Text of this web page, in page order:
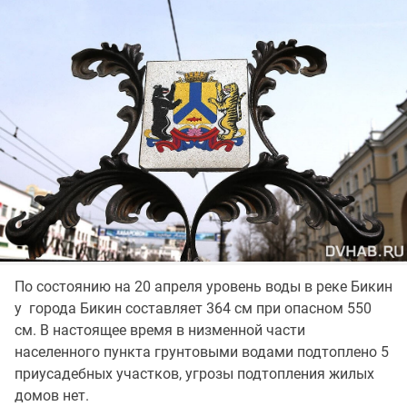
По состоянию на 20 апреля уровень воды в реке Бикин
у города Бикин составляет 364 см при опасном 550
см. В настоящее время в низменной части
населенного пункта грунтовыми водами подтоплено 5
приусадебных участков, угрозы подтопления жилых
домов нет.